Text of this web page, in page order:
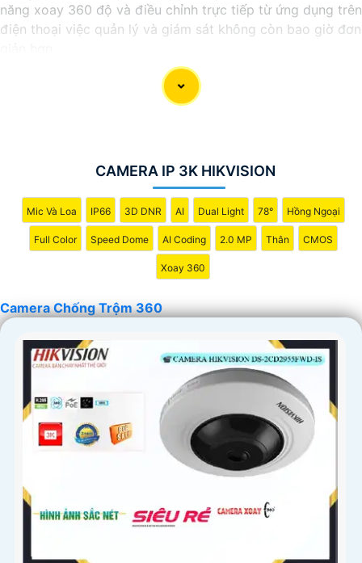
năng xoay 360 độ và điều chỉnh trực tiếp từ ứng dụng trên
điện thoại việc quản lý và giám sát không còn bao giờ đơn
Ứng dụng camera wifi 360 chống trộm không chỉ dành
cho gia đình mà còn phù hợp cho văn phòng, cửa hàng với
chi phí tiết kiệm, đẳng cấp an ninh mà không tốn kém.
CAMERA IP 3K HIKVISION
Mic Và Loa IP66 3D DNR AI Dual Light 78° Hồng Ngoại
Full Color Speed Dome AI Coding 2.0 MP Thân CMOS
Xoay 360
Camera Chống Trộm 360